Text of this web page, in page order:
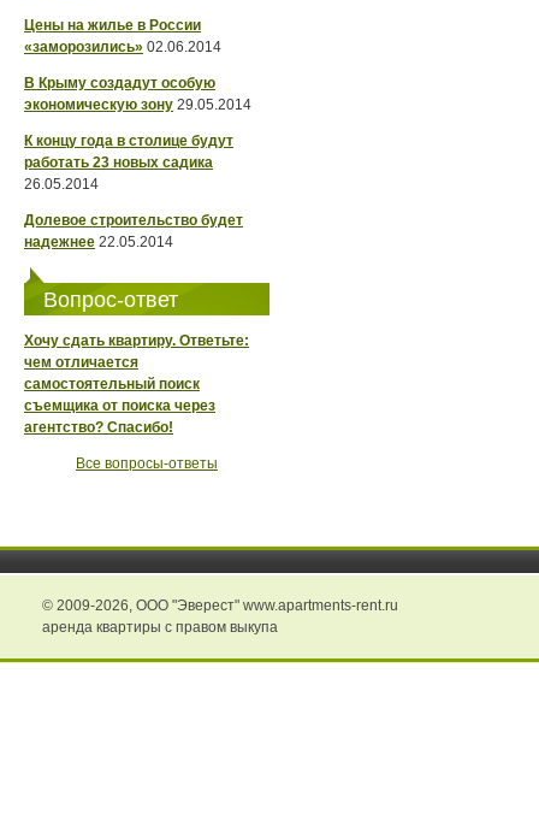
Цены на жилье в России
«заморозились» 02.06.2014
В Крыму создадут особую
экономическую зону 29.05.2014
К концу года в столице будут
работать 23 новых садика
26.05.2014
Долевое строительство будет
надежнее 22.05.2014
Вопрос-ответ
Хочу сдать квартиру. Ответьте:
чем отличается
самостоятельный поиск
съемщика от поиска через
агентство? Спасибо!
Все вопросы-ответы
© 2009-2026, ООО "Эверест" www.apartments-rent.ru
аренда квартиры с правом выкупа